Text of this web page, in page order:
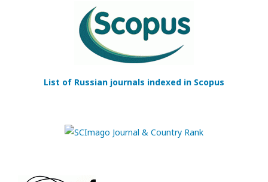
List of Russian journals indexed in Scopus